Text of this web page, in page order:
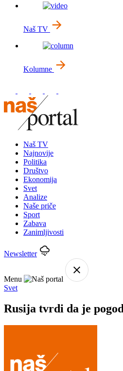
Naš TV
Kolumne
Naš TV
Najnovije
Politika
Društvo
Ekonomija
Svet
Analize
Naše priče
Sport
Zabava
Zanimljivosti
Newsletter
Menu
Svet
Rusija tvrdi da je